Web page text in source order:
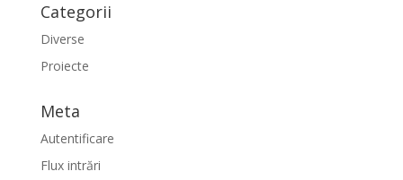
Categorii
Diverse
Proiecte
Meta
Autentificare
Flux intrări